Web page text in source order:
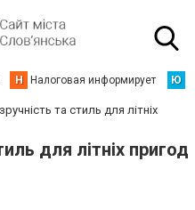
Н Налоговая информирует Ю
та стиль для літніх
для літніх пригод